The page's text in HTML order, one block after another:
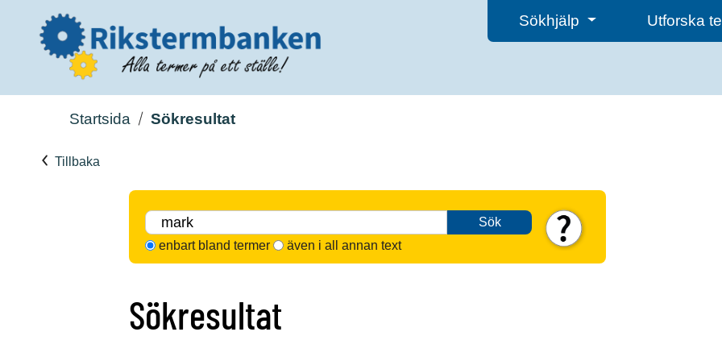
Sökhjälp Utforska
Startsida Sökresultat
Tillbaka
Sök
enbart bland termer
även i all annan text
Sökresultat